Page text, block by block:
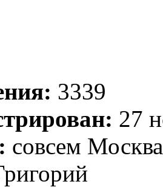
3339
27
совсем Москва